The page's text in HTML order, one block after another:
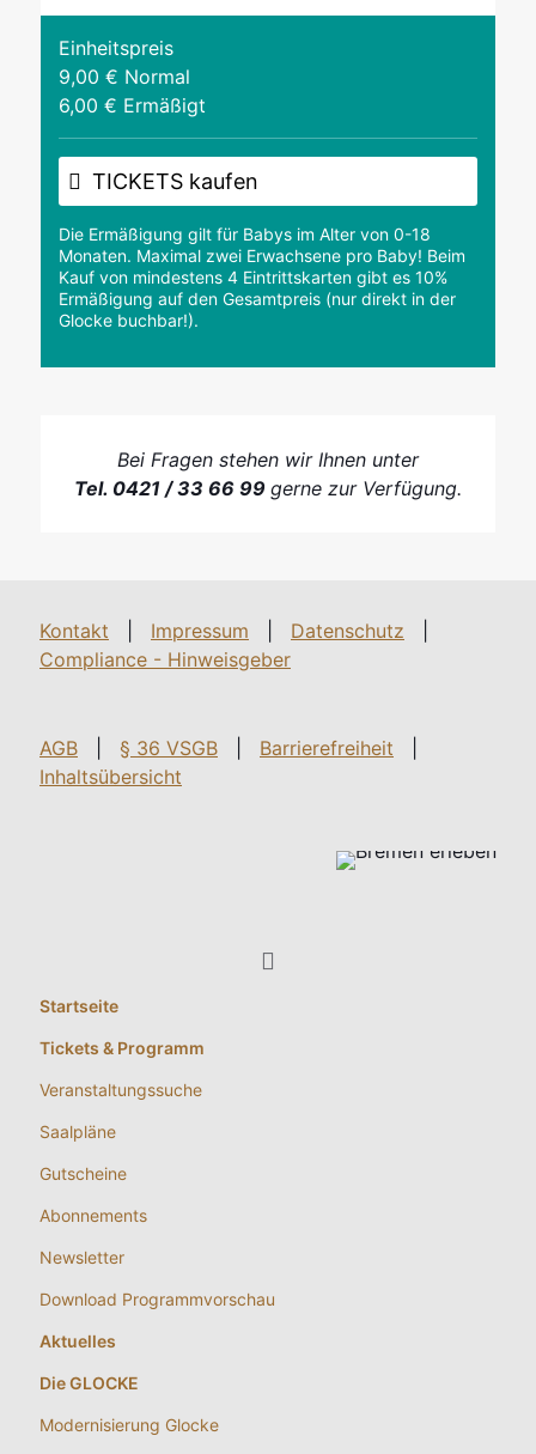
Einheitspreis
9,00 € Normal
6,00 € Ermäßigt
TICKETS kaufen
Die Ermäßigung gilt für Babys im Alter von 0-18
Monaten. Maximal zwei Erwachsene pro Baby! Beim
Kauf von mindestens 4 Eintrittskarten gibt es 10%
Ermäßigung auf den Gesamtpreis (nur direkt in der
Glocke buchbar!).
Bei Fragen stehen wir Ihnen unter
Tel. 0421 / 33 66 99 gerne zur Verfügung.
Kontakt Impressum Datenschutz
Compliance - Hinweisgeber
AGB § 36 VSGB Barrierefreiheit
Inhaltsübersicht
Startseite
Tickets & Programm
Veranstaltungssuche
Saalpläne
Gutscheine
Abonnements
Newsletter
Download Programmvorschau
Aktuelles
Die GLOCKE
Modernisierung Glocke